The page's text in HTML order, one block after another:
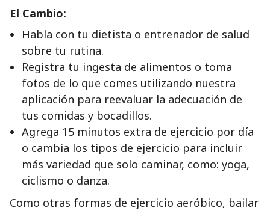
El Cambio:
Habla con tu dietista o entrenador de salud
sobre tu rutina.
Registra tu ingesta de alimentos o toma
fotos de lo que comes utilizando nuestra
aplicación para reevaluar la adecuación de
tus comidas y bocadillos.
Agrega 15 minutos extra de ejercicio por día
o cambia los tipos de ejercicio para incluir
más variedad que solo caminar, como: yoga,
ciclismo o danza.
Como otras formas de ejercicio aeróbico, bailar